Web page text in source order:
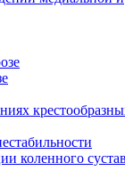
коленного